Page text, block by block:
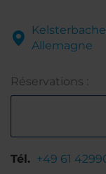
Allemagne
Réservations :
Tél. +49 61